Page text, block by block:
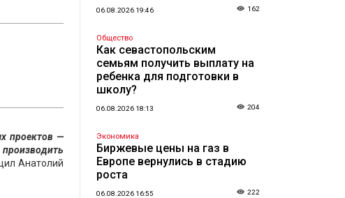
проектов —
Анатолий
06.08.2026 19:46 162
Общество
Как севастопольским
семьям получить выплату на
ребенка для подготовки в
школу?
06.08.2026 18:13 204
Экономика
Биржевые цены на газ в
Европе вернулись в стадию
роста
06.08.2026 16:55 222